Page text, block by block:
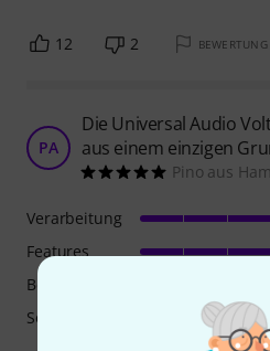
12 2
PA
Die Universal Audio
aus einem einzigen
Pino aus
Verarbeitung
Features
Bedienung
Sound